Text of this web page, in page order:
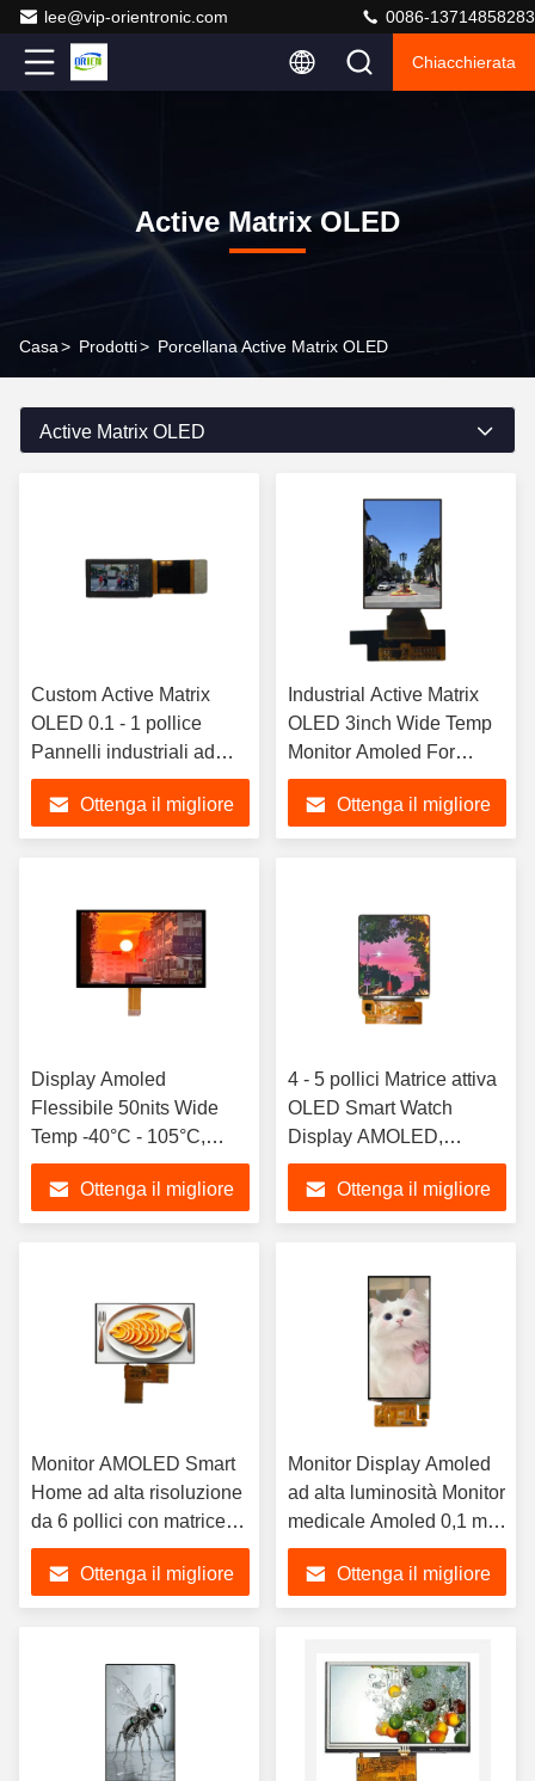
lee@vip-orientronic.com 0086-13714858283
Chiacchierata
Active Matrix OLED
Casa> Prodotti> Porcellana Active Matrix OLED
Active Matrix OLED
Custom Active Matrix
OLED 0.1 - 1 pollice
Pannelli industriali ad
alta luminosità
Ottenga il migliore
Industrial Active Matrix
OLED 3inch Wide Temp
Monitor Amoled For
Medical Automotive,
segmento display LCD,
segmento LCD
Ottenga il migliore
Display Amoled
Flessibile 50nits Wide
Temp -40°C - 105°C,
Monitor Super Amoled,
display LCD a segmenti,
LCD a segmenti
Ottenga il migliore
4 - 5 pollici Matrice attiva
OLED Smart Watch
Display AMOLED,
segmento display LCD,
segmento LCD
Ottenga il migliore
Monitor AMOLED Smart
Home ad alta risoluzione
da 6 pollici con matrice
attiva OLED, display LCD
a segmenti, LCD a
segmenti
Ottenga il migliore
Monitor Display Amoled
ad alta luminosità Monitor
medicale Amoled 0,1 ms,
display LCD a segmenti,
LCD a segmenti
Ottenga il migliore